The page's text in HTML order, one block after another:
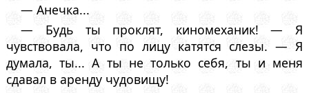
— Анечка...
— Будь ты проклят, киномеханик! — Я
чувствовала, что по лицу катятся слезы. — Я
думала, ты... А ты не только себя, ты и меня
сдавал в аренду чудовищу!